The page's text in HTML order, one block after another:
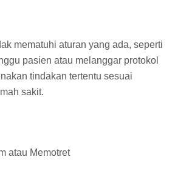
mematuhi aturan yang ada, seperti
pasien atau melanggar protokol
tindakan tertentu sesuai
sakit.
atau Memotret